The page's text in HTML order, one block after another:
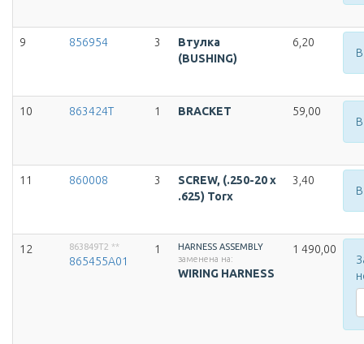
9 856954 3
Втулка
(BUSHING)
6,20
10 863424T 1 BRACKET
59,00
11 860008 3
SCREW, (.250-20 x
.625) Torx
3,40
12 863849T2 **
865455A01
1
HARNESS ASSEMBLY
заменена на:
WIRING HARNESS
1 490,00